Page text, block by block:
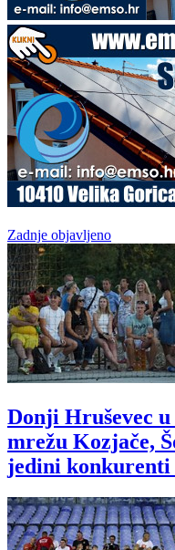
Zadnje objavljeno
Donji Hruševec
mrežu Kozjače,
jedini